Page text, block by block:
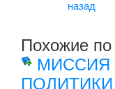
назад
Похожие
МИССИЯ